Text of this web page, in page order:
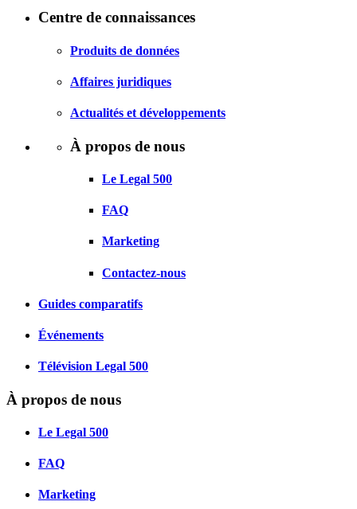
Centre de connaissances
Produits de données
Affaires juridiques
Actualités et développements
À propos de nous
Le Legal 500
FAQ
Marketing
Contactez-nous
Guides comparatifs
Événements
Télévision Legal 500
À propos de nous
Le Legal 500
FAQ
Marketing